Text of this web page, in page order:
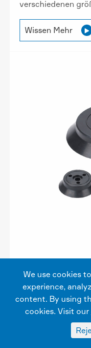
verschiedenen
Wissen Mehr 
Werden in der
verformung von
werkstücken mit
kurze arbeits
werden, und
We use cookies
experience,
content. By using
cookies. Visit our